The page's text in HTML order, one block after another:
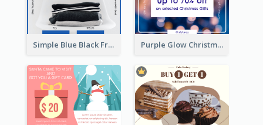
Simple Blue Black Friday Clothes Sale Gift Card Purple Glow Christmas Discount Gift Card